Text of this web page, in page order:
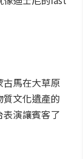
古馬在大草原
文化遺產的
演讓賓客了